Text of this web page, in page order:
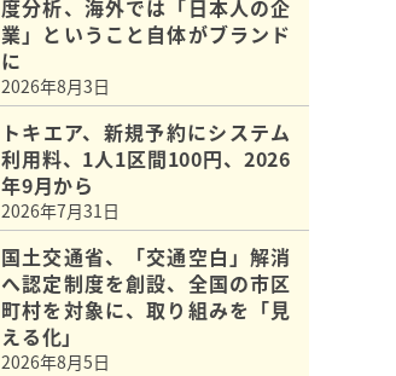
度分析、海外では「日本人の企
業」ということ自体がブランド
に
2026年8月3日
トキエア、新規予約にシステム
利用料、1人1区間100円、2026
年9月から
2026年7月31日
国土交通省、「交通空白」解消
へ認定制度を創設、全国の市区
町村を対象に、取り組みを「見
える化」
2026年8月5日